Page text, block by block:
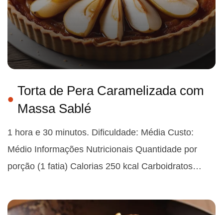
Torta de Pera Caramelizada com
Massa Sablé
1 hora e 30 minutos. Dificuldade: Média Custo:
Médio Informações Nutricionais Quantidade por
porção (1 fatia) Calorias 250 kcal Carboidratos…